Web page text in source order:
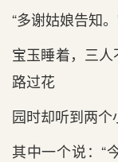
“多谢姑娘告知。
宝玉睡着，三
路过花
园时却听到两个
其中一个说：“